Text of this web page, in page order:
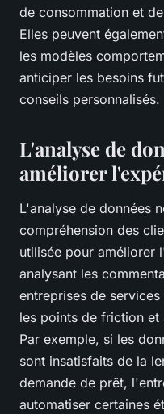
de consommation et
Elles peuvent
les modèles
anticiper les besoins
conseils personnalisés.
L'analyse de
améliorer
L'analyse de données
compréhension des
utilisée pour améliorer
analysant les
entreprises de
les points de friction
Par exemple, si les
sont insatisfaits de la
demande de prêt,
automatiser certaines